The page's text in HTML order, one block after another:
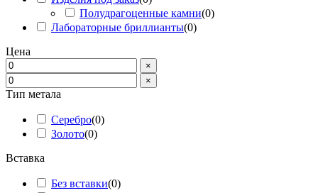
Полудрагоценные камни(0)
Лабораторные бриллианты(0)
Цена
×
×
Тип метала
Серебро(0)
Золото(0)
Вставка
Без вставки(0)